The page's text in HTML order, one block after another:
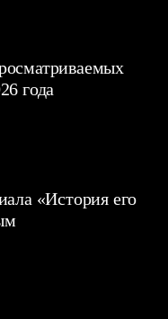
года
«История его